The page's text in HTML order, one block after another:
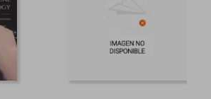
$ 44.27